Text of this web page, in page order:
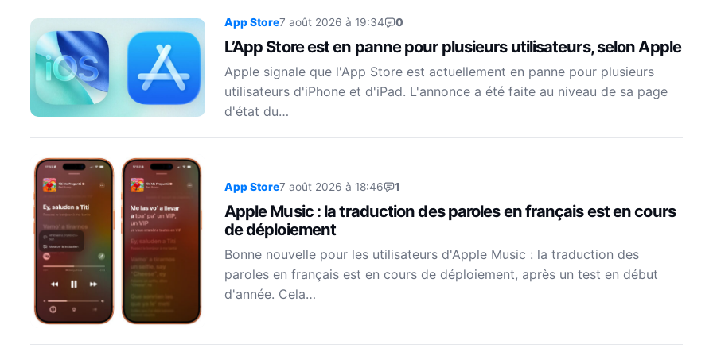
App Store7 août 2026 à 19:34 0
L’App Store est en panne pour plusieurs utilisateurs, selon Apple
Apple signale que l'App Store est actuellement en panne pour plusieurs
utilisateurs d'iPhone et d'iPad. L'annonce a été faite au niveau de sa page
d'état du…
App Store7 août 2026 à 18:46 1
Apple Music : la traduction des paroles en français est en cours
de déploiement
Bonne nouvelle pour les utilisateurs d'Apple Music : la traduction des
paroles en français est en cours de déploiement, après un test en début
d'année. Cela…